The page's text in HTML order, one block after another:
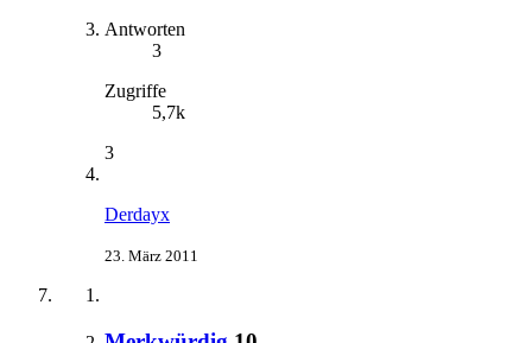
Antworten
3
Zugriffe
5,7k
3
Derdayx
23. März 2011